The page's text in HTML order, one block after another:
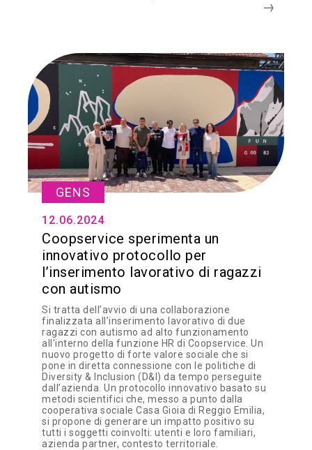
GENS
12.06.2024
Coopservice sperimenta un
innovativo protocollo per
l’inserimento lavorativo di ragazzi
con autismo
Si tratta dell’avvio di una collaborazione
finalizzata all’inserimento lavorativo di due
ragazzi con autismo ad alto funzionamento
all’interno della funzione HR di Coopservice. Un
nuovo progetto di forte valore sociale che si
pone in diretta connessione con le politiche di
Diversity & Inclusion (D&I) da tempo perseguite
dall’azienda. Un protocollo innovativo basato su
metodi scientifici che, messo a punto dalla
cooperativa sociale Casa Gioia di Reggio Emilia,
si propone di generare un impatto positivo su
tutti i soggetti coinvolti: utenti e loro familiari,
azienda partner, contesto territoriale.